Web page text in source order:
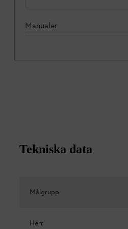
Manualer
Tekniska data
Målgrupp
Herr